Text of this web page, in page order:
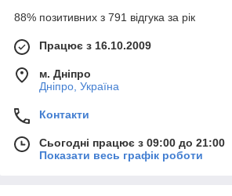
88% позитивних з 791 відгука за рік
Працює з 16.10.2009
м. Дніпро
Дніпро, Україна
Контакти
Сьогодні працює з 09:00 до 21:00
Показати весь графік роботи